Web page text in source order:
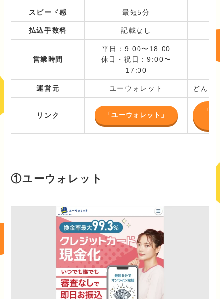
スピード感 最短5分
払込手数料 記載なし
営業時間
平日：9:00〜18:00
休日・祝日：9:00〜
17:00
運営元 ユーウォレット どんな
リンク 「ユーウォレット」
「
①ユーウォレット